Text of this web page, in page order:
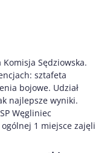
Sędziowska.
sztafeta
bojowe. Udział
najlepsze wyniki.
Węgliniec
1 miejsce zajęli